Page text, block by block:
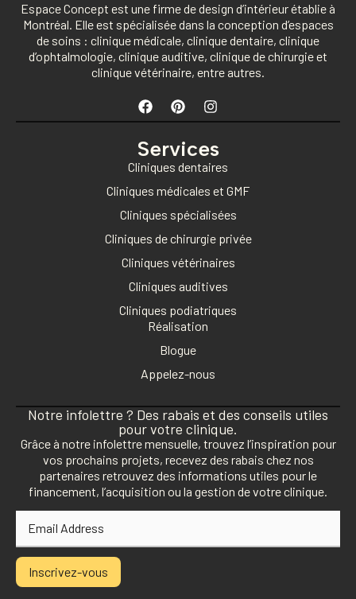
Espace Concept est une firme de design d’intérieur établie à
Montréal. Elle est spécialisée dans la conception d’espaces
de soins : clinique médicale, clinique dentaire, clinique
d’ophtalmologie, clinique auditive, clinique de chirurgie et
clinique vétérinaire, entre autres.
Services
Cliniques dentaires
Cliniques médicales et GMF
Cliniques spécialisées
Cliniques de chirurgie privée
Cliniques vétérinaires
Cliniques auditives
Cliniques podiatriques
Réalisation
Blogue
Appelez-nous
Notre infolettre ? Des rabais et des conseils utiles
pour votre clinique.
Grâce à notre infolettre mensuelle, trouvez l’inspiration pour
vos prochains projets, recevez des rabais chez nos
partenaires retrouvez des informations utiles pour le
financement, l’acquisition ou la gestion de votre clinique.
Inscrivez-vous